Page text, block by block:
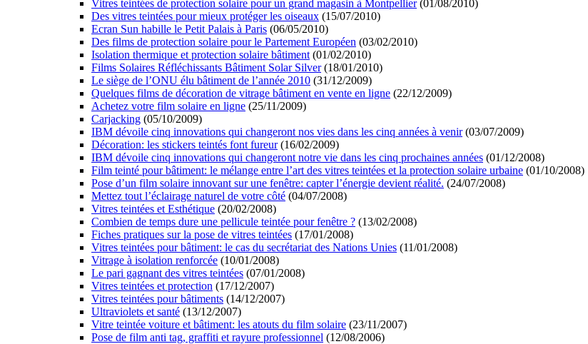
Vitres teintées de protection solaire pour un grand magasin à Montpellier(01/08/2010)
Des vitres teintées pour mieux protéger les oiseaux (15/07/2010)
Ecran Sun habille le Petit Palais à Paris (06/05/2010)
Des films de protection solaire pour le Partement Européen (03/02/2010)
Isolation thermique et protection solaire bâtiment (01/02/2010)
Films Solaires Réfléchissants Bâtiment Solar Silver(18/01/2010)
Le siège de l’ONU élu bâtiment de l’année 2010 (31/12/2009)
Quelques films de décoration de vitrage bâtiment en vente en ligne (22/12/2009)
Achetez votre film solaire en ligne (25/11/2009)
Carjacking (05/10/2009)
IBM dévoile cinq innovations qui changeront nos vies dans les cinq années à venir(03/07/2009)
Décoration: les stickers teintés font fureur(16/02/2009)
IBM dévoile cinq innovations qui changeront notre vie dans les cinq prochaines années (01/12/2008)
Film teinté pour bâtiment: le mélange entre l’art des vitres teintées et la protection solaire urbaine (01/10/2008)
Pose d’un film solaire innovant sur une fenêtre: capter l’énergie devient réalité. (24/07/2008)
Mettez tout l’éclairage naturel de votre côté (04/07/2008)
Vitres teintées et Esthétique (20/02/2008)
Combien de temps dure une pellicule teintée pour fenêtre ? (13/02/2008)
Fiches pratiques sur la pose de vitres teintées (17/01/2008)
Vitres teintées pour bâtiment: le cas du secrétariat des Nations Unies (11/01/2008)
Vitrage à isolation renforcée (10/01/2008)
Le pari gagnant des vitres teintées (07/01/2008)
Vitres teintées et protection (17/12/2007)
Vitres teintées pour bâtiments (14/12/2007)
Ultraviolets et santé (13/12/2007)
Vitre teintée voiture et bâtiment: les atouts du film solaire (23/11/2007)
Pose de film anti tag, graffiti et rayure professionnel (12/08/2006)